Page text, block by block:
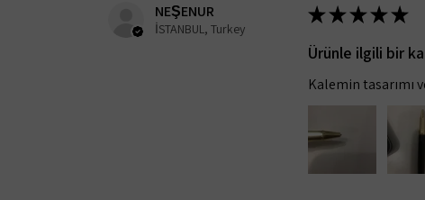
NEŞENUR
İSTANBUL, Turkey
★★★★★
Ürünle ilgili bir
Kalemin tasarımı